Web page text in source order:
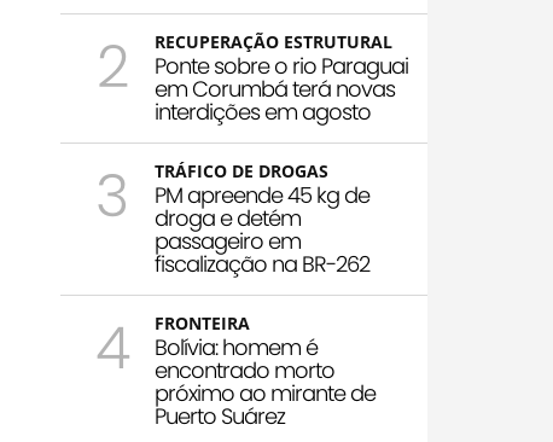
2 RECUPERAÇÃO ESTRUTURAL
Ponte sobre o rio Paraguai
em Corumbá terá novas
interdições em agosto
3 TRÁFICO DE DROGAS
PM apreende 45 kg de
droga e detém
passageiro em
fiscalização na BR-262
4 FRONTEIRA
Bolívia: homem é
encontrado morto
próximo ao mirante de
Puerto Suárez